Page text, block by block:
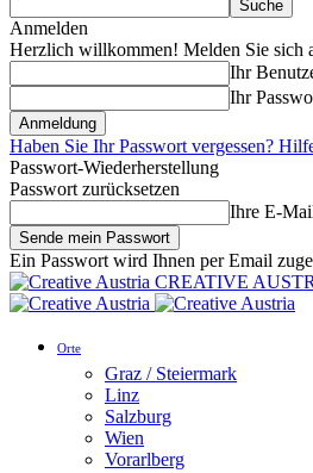
Anmelden
Herzlich willkommen! Melden Sie sich
Ihr
Ihr
Haben Sie Ihr Passwort vergessen?
Passwort-Wiederherstellung
Passwort zurücksetzen
Ihre E-
Ein Passwort wird Ihnen per Email
CREATIVE
Orte
Graz / Steiermark
Linz
Salzburg
Wien
Vorarlberg